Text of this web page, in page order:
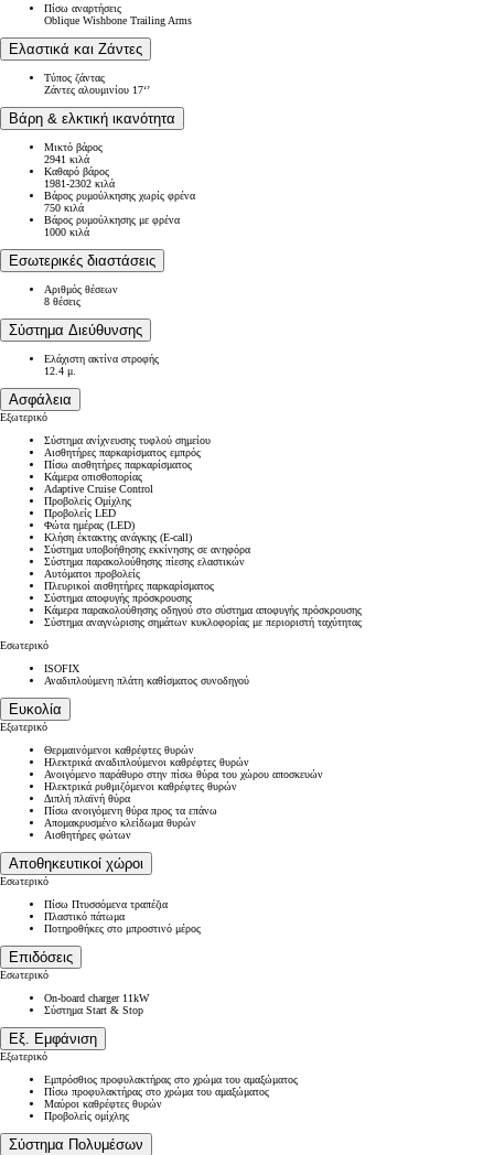
Πίσω αναρτήσεις
Oblique Wishbone Trailing Arms
Ελαστικά και Ζάντες
Τύπος ζάντας
Ζάντες αλουμινίου 17‘’
Βάρη & ελκτική ικανότητα
Μικτό βάρος
2941 κιλά
Καθαρό βάρος
1981-2302 κιλά
Βάρος ρυμούλκησης χωρίς φρένα
750 κιλά
Βάρος ρυμούλκησης με φρένα
1000 κιλά
Εσωτερικές διαστάσεις
Αριθμός θέσεων
8 θέσεις
Σύστημα Διεύθυνσης
Ελάχιστη ακτίνα στροφής
12.4 μ.
Ασφάλεια
Εξωτερικό
Σύστημα ανίχνευσης τυφλού σημείου
Aισθητήρες παρκαρίσματος εμπρός
Πίσω αισθητήρες παρκαρίσματος
Κάμερα οπισθοπορίας
Adaptive Cruise Control
Προβολείς Ομίχλης
Προβολείς LED
Φώτα ημέρας (LED)
Κλήση έκτακτης ανάγκης (E-call)
Σύστημα υποβοήθησης εκκίνησης σε ανηφόρα
Σύστημα παρακολούθησης πίεσης ελαστικών
Αυτόματοι προβολείς
Πλευρικοί αισθητήρες παρκαρίσματος
Σύστημα αποφυγής πρόσκρουσης
Κάμερα παρακολούθησης οδηγού στο σύστημα αποφυγής πρόσκρουσης
Σύστημα αναγνώρισης σημάτων κυκλοφορίας με περιοριστή ταχύτητας
Εσωτερικό
ISOFIX
Αναδιπλούμενη πλάτη καθίσματος συνοδηγού
Ευκολία
Εξωτερικό
Θερμαινόμενοι καθρέφτες θυρών
Ηλεκτρικά αναδιπλούμενοι καθρέφτες θυρών
Ανοιγόμενο παράθυρο στην πίσω θύρα του χώρου αποσκευών
Ηλεκτρικά ρυθμιζόμενοι καθρέφτες θυρών
Διπλή πλαϊνή θύρα
Πίσω ανοιγόμενη θύρα προς τα επάνω
Απομακρυσμένο κλείδωμα θυρών
Αισθητήρες φώτων
Αποθηκευτικοί χώροι
Εσωτερικό
Πίσω Πτυσσόμενα τραπέζια
Πλαστικό πάτωμα
Ποτηροθήκες στο μπροστινό μέρος
Επιδόσεις
Εσωτερικό
On-board charger 11kW
Σύστημα Start & Stop
Εξ. Εμφάνιση
Εξωτερικό
Εμπρόσθιος προφυλακτήρας στο χρώμα του αμαξώματος
Πίσω προφυλακτήρας στο χρώμα του αμαξώματος
Μαύροι καθρέφτες θυρών
Προβολείς ομίχλης
Σύστημα Πολυμέσων